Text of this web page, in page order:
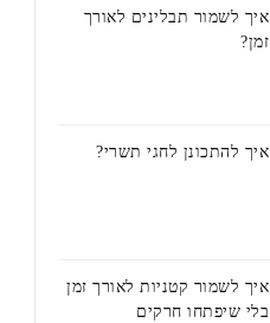
איך לשמור תבלינים לאורך
זמן?
איך להתכונן לחגי תשרי?
איך לשמור קטניות לאורך זמן
בלי שיפתחו חרקים